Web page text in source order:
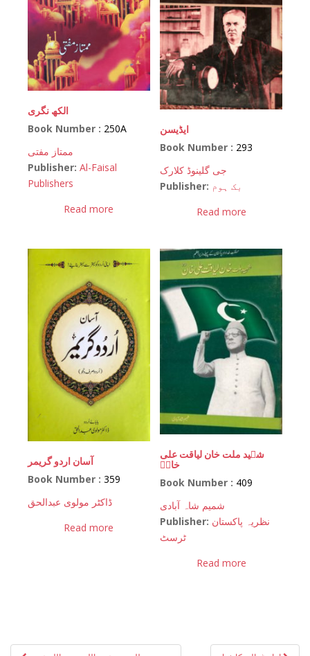
الکھ نگری
Book Number : 250A
ممتاز مفتی
Publisher: Al-Faisal
Publishers
Read more
ایڈیسن
Book Number : 293
جی گلینوڈ کلارک
Publisher: بک ہوم
Read more
آسان اردو گریمر
Book Number : 359
ڈاکٹر مولوی عبدالحق
Read more
شہید ملت خان لیاقت علی
خانؒ
Book Number : 409
شمیم شاہ آبادی
Publisher: نظریہ پاکستان
ٹرسٹ
Read more